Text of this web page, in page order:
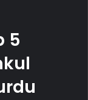
5